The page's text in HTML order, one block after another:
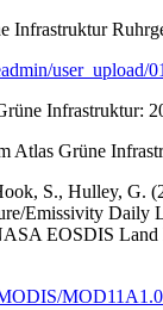
Infrastruktur
user_upload/
Infrastruktur:
Atlas Grüne
S., Hulley, G.
Emissivity Daily
EOSDIS Land